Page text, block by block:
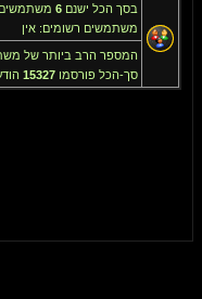
בסך הכל ישנם 6 משתמשים מחוברים :: 0
משתמשים רשומים: אין
המספר הרב ביותר של
סך-הכל פורסמו 15327